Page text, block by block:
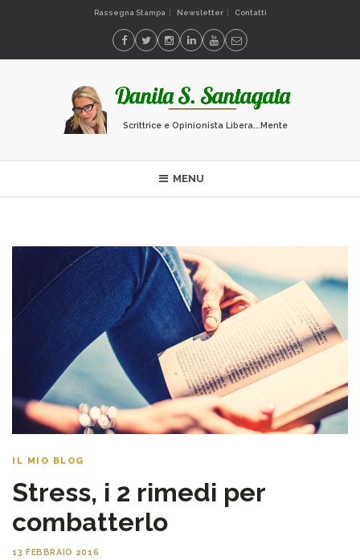
Rassegna Stampa Newsletter Contatti
Scrittrice e Opinionista Libera...Mente
MENU
IL MIO BLOG
Stress, i 2 rimedi per
combatterlo
13 FEBBRAIO 2016